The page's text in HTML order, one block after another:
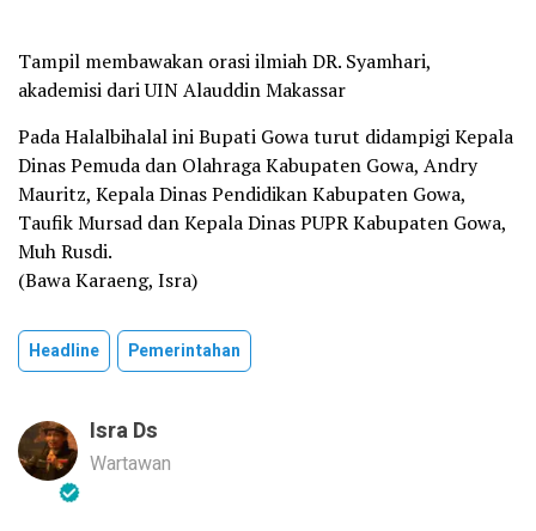
Tampil membawakan orasi ilmiah DR. Syamhari,
akademisi dari UIN Alauddin Makassar
Pada Halalbihalal ini Bupati Gowa turut didampigi Kepala
Dinas Pemuda dan Olahraga Kabupaten Gowa, Andry
Mauritz, Kepala Dinas Pendidikan Kabupaten Gowa,
Taufik Mursad dan Kepala Dinas PUPR Kabupaten Gowa,
Muh Rusdi.
(Bawa Karaeng, Isra)
Headline Pemerintahan
Isra Ds
Wartawan